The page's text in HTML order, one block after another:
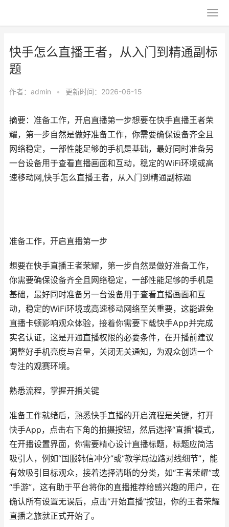
快手怎么直播王者，从入门到精通副标
题
作者： admin • 更新时间：2026-06-15
摘要：准备工作，开启直播第一步想要在快手直播王者荣
耀，第一步自然是做好准备工作，你需要确保设备齐全且
网络稳定，一部性能足够的手机是基础，最好同时准备另
一台设备用于查看直播画面和互动，稳定的WiFi环境或高
速移动网,快手怎么直播王者，从入门到精通副标题
准备工作，开启直播第一步
想要在快手直播王者荣耀，第一步自然是做好准备工作，
你需要确保设备齐全且网络稳定，一部性能足够的手机是
基础，最好同时准备另一台设备用于查看直播画面和互
动，稳定的WiFi环境或高速移动网络至关重要，这能避免
直播卡顿影响观众体验，接着你需要下载快手App并完成
实名认证，这是开通直播权限的必要条件，在开播前建议
调整好手机亮度与音量，关闭无关通知，为观众创造一个
专注的观赛环境。
熟悉流程，掌握开播关键
准备工作就绪后，熟悉快手直播的开启流程是关键，打开
快手App，点击右下角的拍摄按钮，然后选择“直播”模式，
在开播设置界面，你需要精心设计直播标题，标题应简洁
吸引人，例如“国服韩信冲分”或“教学局边路对线细节”，能
有效吸引目标观众，接着选择清晰的分类，如“王者荣耀”或
“手游”，这有助于平台将你的直播推荐给感兴趣的用户，在
确认所有设置无误后，点击“开始直播”按钮，你的王者荣耀
直播之旅就正式开始了。